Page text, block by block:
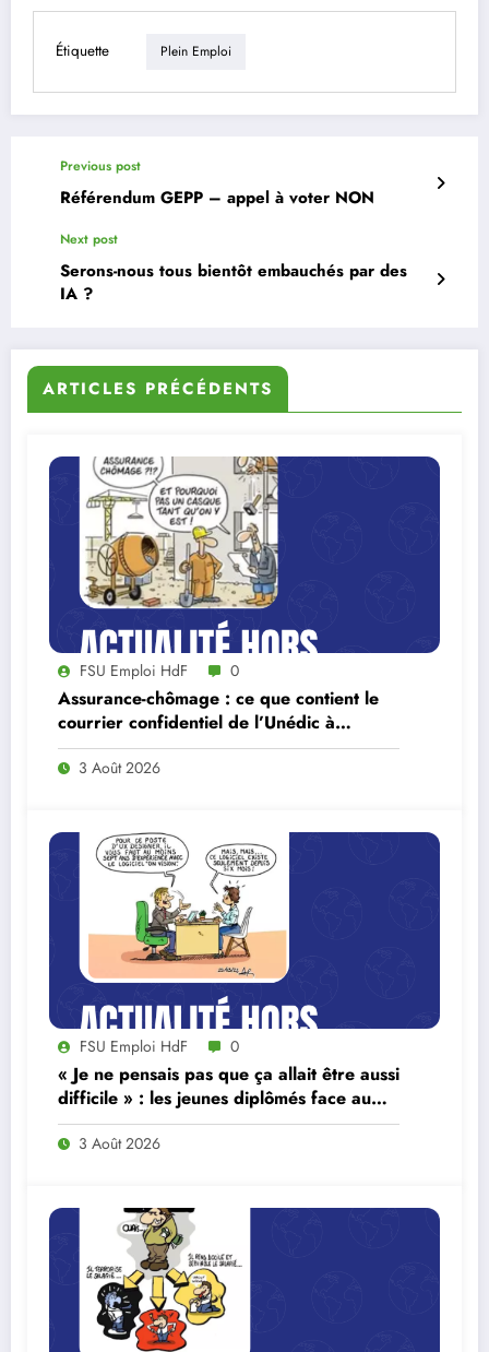
Étiquette Plein Emploi
Previous post
Référendum GEPP – appel à voter NON
Next post
Serons-nous tous bientôt embauchés par des
IA ?
ARTICLES PRÉCÉDENTS
FSU Emploi HdF 0
Assurance-chômage : ce que contient le
courrier confidentiel de l’Unédic à
Lecornu
3 Août 2026
FSU Emploi HdF 0
« Je ne pensais pas que ça allait être aussi
difficile » : les jeunes diplômés face au
ralentissement du marché du travail
3 Août 2026